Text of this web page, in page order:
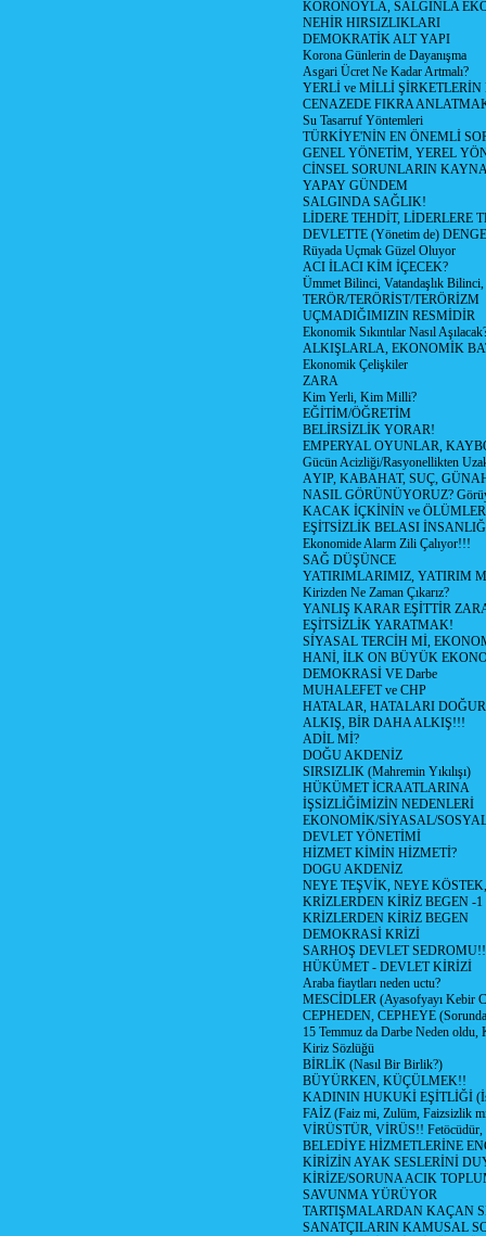
KORONOYLA, SALGINLA
NEHİR HIRSIZLIKLARI
DEMOKRATİK ALT YAPI
Korona Günlerin de Dayanışma
Asgari Ücret Ne Kadar Artmalı?
YERLİ ve MİLLİ
CENAZEDE FIKRA
Su Tasarruf Yöntemleri
TÜRKİYE'NİN EN ÖNEMLİ
GENEL YÖNETİM, YEREL
CİNSEL SORUNLARIN
YAPAY GÜNDEM
SALGINDA SAĞLIK!
LİDERE TEHDİT, LİDERLERE
DEVLETTE (Yönetim de)
Rüyada Uçmak Güzel Oluyor
ACI İLACI KİM İÇECEK?
Ümmet Bilinci, Vatandaşlık
TERÖR/TERÖRİST/TERÖRİZM
UÇMADIĞIMIZIN RESMİDİR
Ekonomik Sıkıntılar Nasıl
ALKIŞLARLA, EKONOMİK
Ekonomik Çelişkiler
ZARA
Kim Yerli, Kim Milli?
EĞİTİM/ÖĞRETİM
BELİRSİZLİK YORAR!
EMPERYAL OYUNLAR,
Gücün Acizliği/Rasyonellikten
AYIP, KABAHAT, SUÇ,
NASIL GÖRÜNÜYORUZ?
KACAK İÇKİNİN ve
EŞİTSİZLİK BELASI
Ekonomide Alarm Zili Çalıyor!!!
SAĞ DÜŞÜNCE
YATIRIMLARIMIZ, YATIRIM
Kirizden Ne Zaman Çıkarız?
YANLIŞ KARAR EŞİTTİR
EŞİTSİZLİK YARATMAK!
SİYASAL TERCİH Mİ,
HANİ, İLK ON BÜYÜK
DEMOKRASİ VE Darbe
MUHALEFET ve CHP
HATALAR, HATALARI
ALKIŞ, BİR DAHA ALKIŞ!!!
ADİL Mİ?
DOĞU AKDENİZ
SIRSIZLIK (Mahremin Yıkılışı)
HÜKÜMET İCRAATLARINA
İŞSİZLİĞİMİZİN NEDENLERİ
EKONOMİK/SİYASAL/
DEVLET YÖNETİMİ
HİZMET KİMİN HİZMETİ?
DOGU AKDENİZ
NEYE TEŞVİK, NEYE
KRİZLERDEN KİRİZ BEGEN -1
KRİZLERDEN KİRİZ BEGEN
DEMOKRASİ KRİZİ
SARHOŞ DEVLET SEDROMU!!
HÜKÜMET - DEVLET KİRİZİ
Araba fiaytları neden uctu?
MESCİDLER (Ayasofyayı Kebir
CEPHEDEN, CEPHEYE
15 Temmuz da Darbe Neden oldu,
Kiriz Sözlüğü
BİRLİK (Nasıl Bir Birlik?)
BÜYÜRKEN, KÜÇÜLMEK!!
KADININ HUKUKİ EŞİTLİĞİ
FAİZ (Faiz mi, Zulüm, Faizsizlik
VİRÜSTÜR, VİRÜS!! Fetöcüdür,
BELEDİYE HİZMETLERİNE
KİRİZİN AYAK SESLERİNİ
KİRİZE/SORUNA ACIK
SAVUNMA YÜRÜYOR
TARTIŞMALARDAN KAÇAN
SANATÇILARIN KAMUSAL